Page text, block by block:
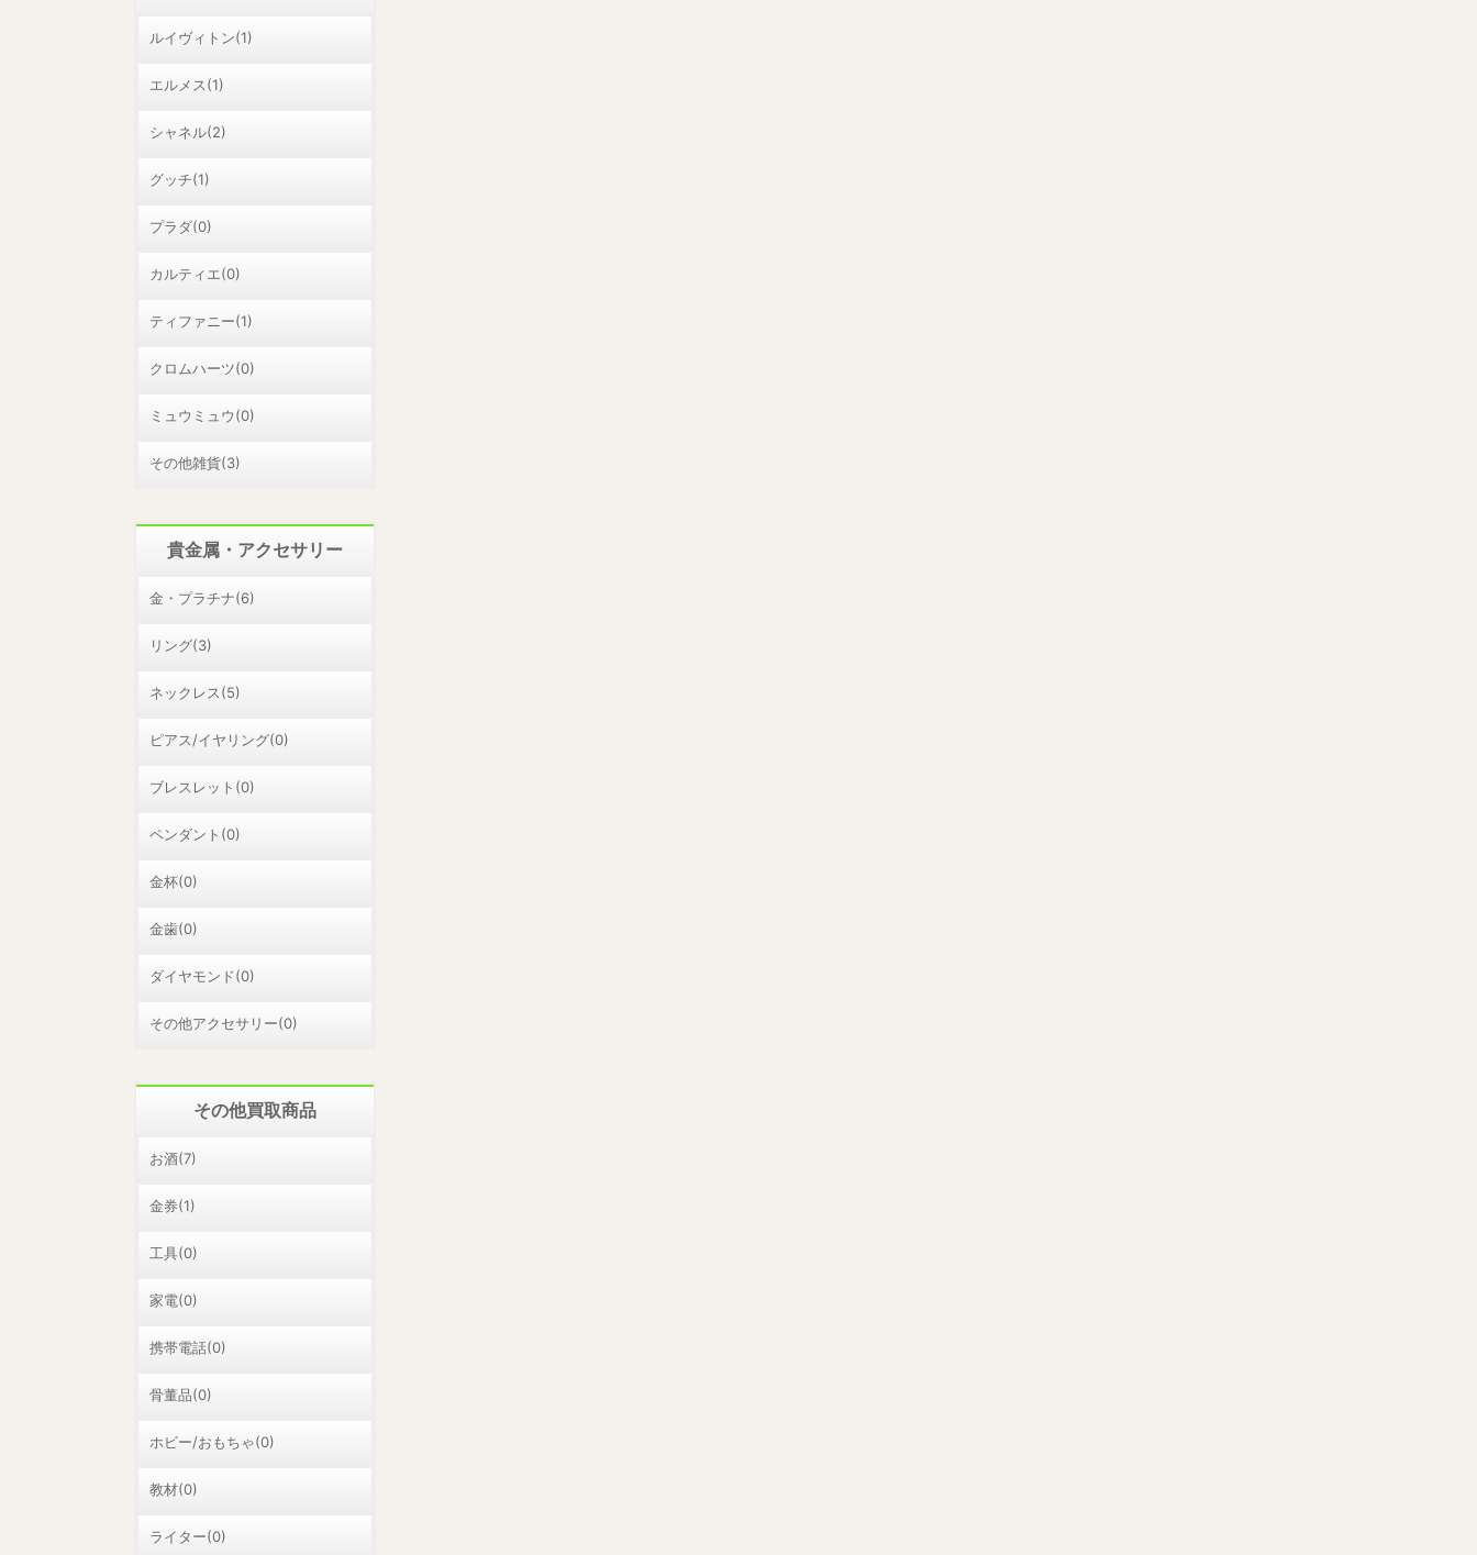
ルイヴィトン(1)
エルメス(1)
シャネル(2)
グッチ(1)
プラダ(0)
カルティエ(0)
ティファニー(1)
クロムハーツ(0)
ミュウミュウ(0)
その他雑貨(3)
貴金属・アクセサリー
金・プラチナ(6)
リング(3)
ネックレス(5)
ピアス/イヤリング(0)
ブレスレット(0)
ペンダント(0)
金杯(0)
金歯(0)
ダイヤモンド(0)
その他アクセサリー(0)
その他買取商品
お酒(7)
金券(1)
工具(0)
家電(0)
携帯電話(0)
骨董品(0)
ホビー/おもちゃ(0)
教材(0)
ライター(0)